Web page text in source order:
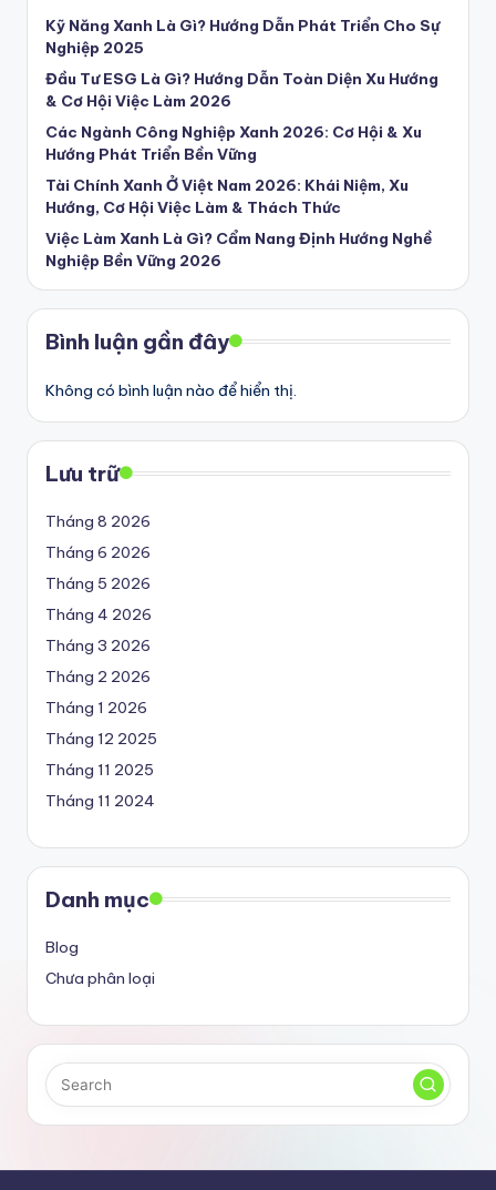
Kỹ Năng Xanh Là Gì? Hướng Dẫn Phát Triển Cho Sự
Nghiệp 2025
Đầu Tư ESG Là Gì? Hướng Dẫn Toàn Diện Xu Hướng
& Cơ Hội Việc Làm 2026
Các Ngành Công Nghiệp Xanh 2026: Cơ Hội & Xu
Hướng Phát Triển Bền Vững
Tài Chính Xanh Ở Việt Nam 2026: Khái Niệm, Xu
Hướng, Cơ Hội Việc Làm & Thách Thức
Việc Làm Xanh Là Gì? Cẩm Nang Định Hướng Nghề
Nghiệp Bền Vững 2026
Bình luận gần đây
Không có bình luận nào để hiển thị.
Lưu trữ
Tháng 8 2026
Tháng 6 2026
Tháng 5 2026
Tháng 4 2026
Tháng 3 2026
Tháng 2 2026
Tháng 1 2026
Tháng 12 2025
Tháng 11 2025
Tháng 11 2024
Danh mục
Blog
Chưa phân loại